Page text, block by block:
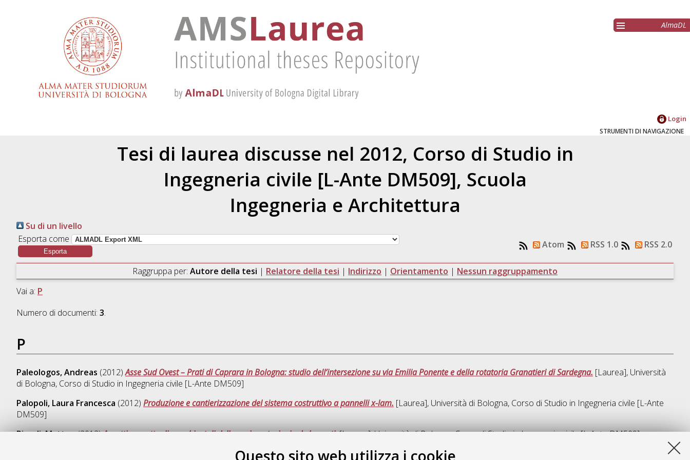
Questo sito web utilizza i cookie
AlmaDL
Login
STRUMENTI DI NAVIGAZIONE
Tesi di laurea discusse nel 2012, Corso di Studio in
Ingegneria civile [L-Ante DM509], Scuola
Ingegneria e Architettura
Su di un livello
Esporta come
Atom RSS 1.0 RSS 2.0
Raggruppa per: Autore della tesi | Relatore della tesi | Indirizzo | Orientamento | Nessun raggruppamento
Vai a: P
Numero di documenti: 3.
P
Paleologos, Andreas (2012)Asse Sud Ovest – Prati di Caprara in Bologna: studio dell’intersezione su via Emilia Ponente e della rotatoria Granatieri di Sardegna. [Laurea], Università
di Bologna, Corso di Studio in Ingegneria civile [L-Ante DM509]
Palopoli, Laura Francesca (2012) Produzione e cantierizzazione del sistema costruttivo a pannelli x-lam. [Laurea], Università di Bologna, Corso di Studio in Ingegneria civile [L-Ante
DM509]
Pizzoli, Matteo(2012)Aspetti progettuali e ambientali delle pavimentazioni ad elementi.[Laurea], Università di Bologna, Corso di Studio inIngegneria civile [L-Ante DM509]